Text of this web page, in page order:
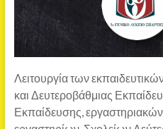
Λειτουργία των
και Δευτεροβάθμιας
Εκπαίδευσης,